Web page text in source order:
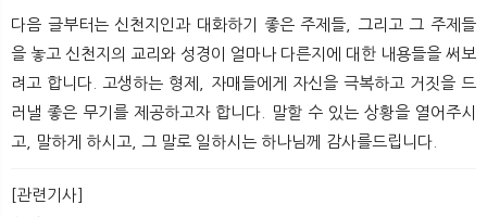
다음 글부터는 신천지인과 대화하기 좋은 주제들, 그리고 그 주제들
을 놓고 신천지의 교리와 성경이 얼마나 다른지에 대한 내용들을 써보
려고 합니다. 고생하는 형제, 자매들에게 자신을 극복하고 거짓을 드
러낼 좋은 무기를 제공하고자 합니다. 말할 수 있는 상황을 열어주시
고, 말하게 하시고, 그 말로 일하시는 하나님께 감사를드립니다.
[관련기사]